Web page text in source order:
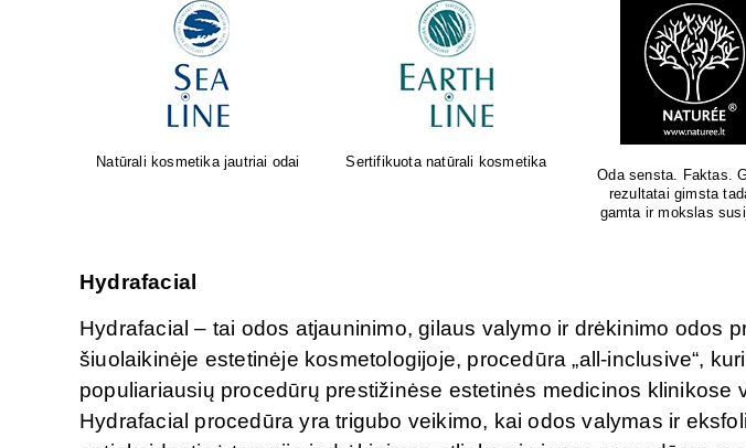
Oda sensta. Faktas. Geriausi
Hydrafacial
Hydrafacial – tai odos atjauninimo, gilaus valymo ir drėkinimo odos
šiuolaikinėje estetinėje kosmetologijoje, procedūra „all-inclusive“,
populiariausių procedūrų prestižinėse estetinės medicinos klinikose
Hydrafacial procedūra yra trigubo veikimo, kai odos valymas ir